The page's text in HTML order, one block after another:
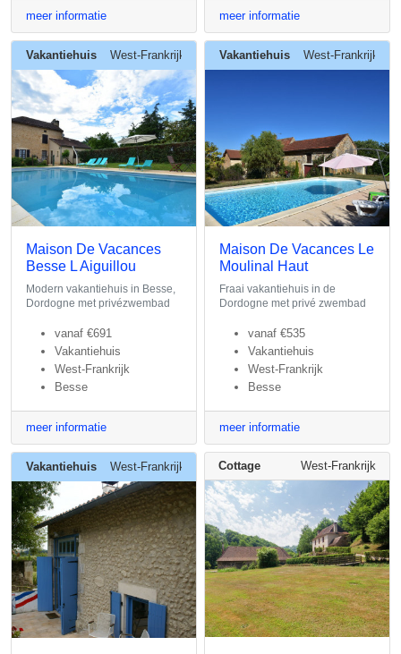
meer informatie meer informatie
Vakantiehuis West-Frankrijk
Maison De Vacances
Besse L Aiguillou
Modern vakantiehuis in Besse,
Dordogne met privézwembad
vanaf €691
Vakantiehuis
West-Frankrijk
Besse
meer informatie
Vakantiehuis West-Frankrijk
Maison De Vacances Le
Moulinal Haut
Fraai vakantiehuis in de
Dordogne met privé zwembad
vanaf €535
Vakantiehuis
West-Frankrijk
Besse
meer informatie
Vakantiehuis West-Frankrijk Cottage West-Frankrijk